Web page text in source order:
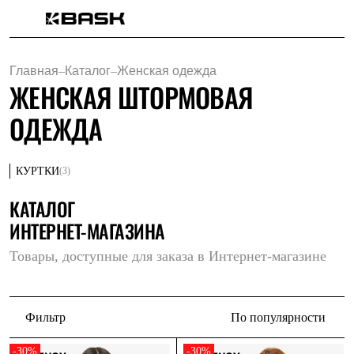
Мужская одежда
Утепленная пухом
Куртки
Брюки
Жилеты
Комбинезоны
Утепленная синтетикой
Куртки
Штормовая одежда
Куртки
Брюки
Софтшелл одежда
Флисовая одежда
Куртки
Жилеты
Главная–Каталог–Женская одежда
ЖЕНСКАЯ ШТОРМОВАЯ
ОДЕЖДА
КУРТКИ(3)
КАТАЛОГ
ИНТЕРНЕТ-МАГАЗИНА
Товары, доступные для заказа в Интернет-магазине
Фильтр По популярности
-30% -30%